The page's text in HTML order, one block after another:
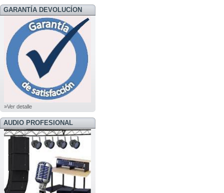
GARANTÍA DEVOLUCÍON
»Ver detalle
AUDIO PROFESIONAL